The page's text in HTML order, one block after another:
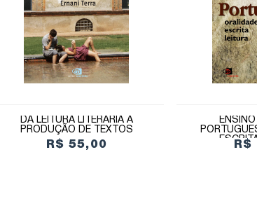
DA LEITURA LITERÁRIA À
PRODUÇÃO DE TEXTOS
R$ 55,00 R$